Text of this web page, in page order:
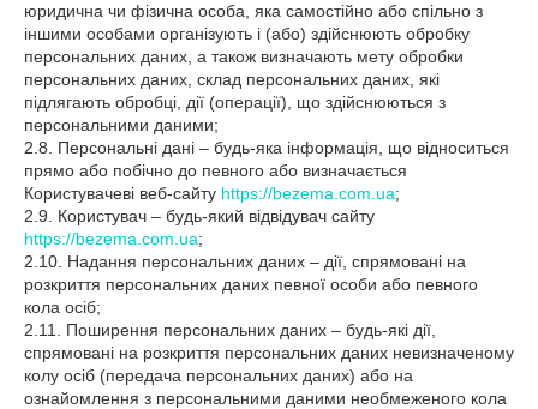
юридична чи фізична особа, яка самостійно або спільно з
іншими особами організують і (або) здійснюють обробку
персональних даних, а також визначають мету обробки
персональних даних, склад персональних даних, які
підлягають обробці, дії (операції), що здійснюються з
персональними даними;
2.8. Персональні дані – будь-яка інформація, що відноситься
прямо або побічно до певного або визначається
Користувачеві веб-сайту https://bezema.com.ua;
2.9. Користувач – будь-який відвідувач сайту
https://bezema.com.ua;
2.10. Надання персональних даних – дії, спрямовані на
розкриття персональних даних певної особи або певного
кола осіб;
2.11. Поширення персональних даних – будь-які дії,
спрямовані на розкриття персональних даних невизначеному
колу осіб (передача персональних даних) або на
ознайомлення з персональними даними необмеженого кола